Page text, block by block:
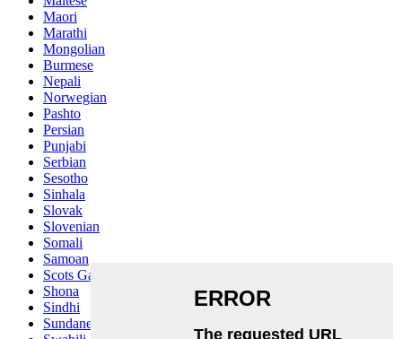
Maori
Marathi
Mongolian
Burmese
Nepali
Norwegian
Pashto
Persian
Punjabi
Serbian
Sesotho
Sinhala
Slovak
Slovenian
Somali
Samoan
Scots Gaelic
Shona
Sindhi
Sundanese